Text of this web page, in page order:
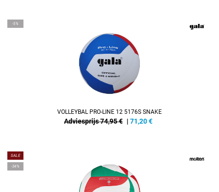
-5%
VOLLEYBAL PRO-LINE 12 5176S SNAKE
Adviesprijs 74,95 € | 71,20€
SALE
-34%